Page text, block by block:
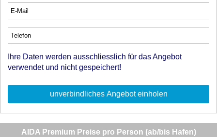
Ihre Daten werden ausschliesslich für das Angebot
verwendet und nicht gespeichert!
AIDA Premium Preise pro Person (ab/bis Hafen)